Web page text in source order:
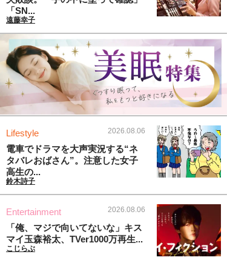
「SN...
遠藤幸子
Lifestyle 2026.08.06
電車でドラマを大声実況する“ネ
タバレおばさん”。注意した女子
高生の...
鈴木詩子
Entertainment 2026.08.06
「俺、マジで向いてないな」キス
マイ玉森裕太、TVer1000万再生...
こじらぶ